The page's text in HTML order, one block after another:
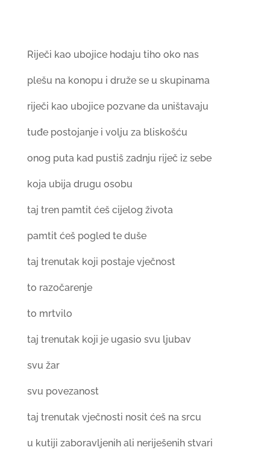
Riječi kao ubojice hodaju tiho oko nas
plešu na konopu i druže se u skupinama
riječi kao ubojice pozvane da uništavaju
tuđe postojanje i volju za bliskošću
onog puta kad pustiš zadnju riječ iz sebe
koja ubija drugu osobu
taj tren pamtit ćeš cijelog života
pamtit ćeš pogled te duše
taj trenutak koji postaje vječnost
to razočarenje
to mrtvilo
taj trenutak koji je ugasio svu ljubav
svu žar
svu povezanost
taj trenutak vječnosti nosit ćeš na srcu
u kutiji zaboravljenih ali neriješenih stvari